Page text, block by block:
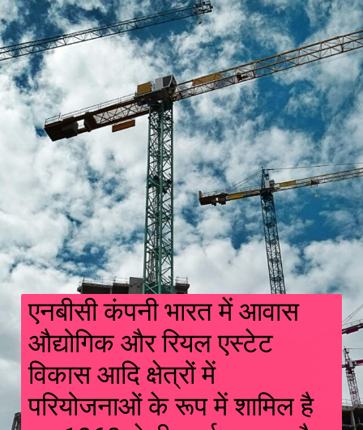
एनबीसी कंपनी भारत में आवास
औद्योगिक और रियल एस्टेट
विकास आदि क्षेत्रों में
परियोजनाओं के रूप में शामिल है